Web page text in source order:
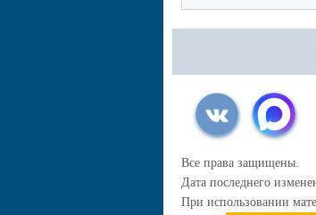
Все права защищены.
Дата последнего
При использовании